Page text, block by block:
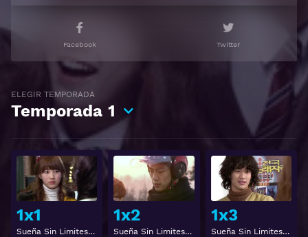
accidentalmente mientras trataba de escapar de un
usurero. Yoon Baek Hee, ex compañera de Hye Mi, se
convierte en su rival en la escuela porque Hye Mi la
traiciona durante una audición para entrar en la
escuela.
Ver 드림하이 Gratis HD 1080p 720p | Idioma español
latino, subtitulado, castellano
Facebook Twitter
ELEGIR TEMPORADA
Temporada 1
1x1
Sueña Sin Limites 1x1
Ver
1x2
Sueña Sin Limites 1x2
Ver
1x3
Sueña Sin Limites 1x3